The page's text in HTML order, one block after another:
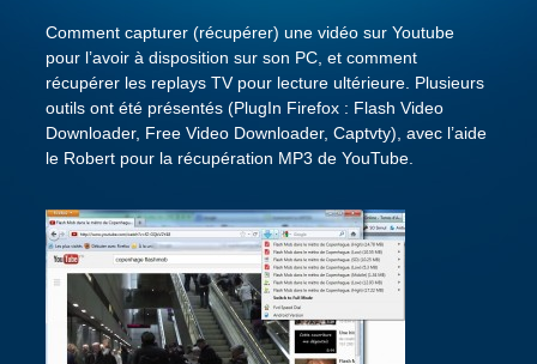
Comment capturer (récupérer) une vidéo sur Youtube
pour l’avoir à disposition sur son PC, et comment
récupérer les replays TV pour lecture ultérieure. Plusieurs
outils ont été présentés (PlugIn Firefox : Flash Video
Downloader, Free Video Downloader, Captvty), avec l’aide
le Robert pour la récupération MP3 de YouTube.